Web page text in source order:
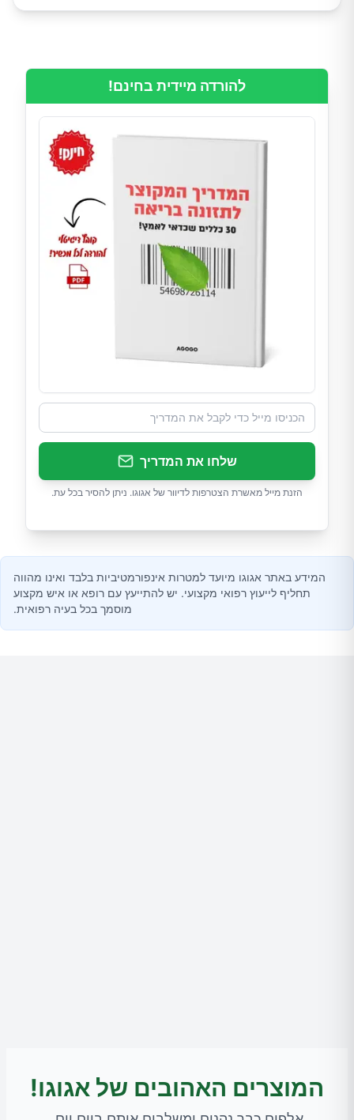
להורדה מיידית בחינם!
שלחו את המדריך
הזנת מייל מאשרת הצטרפות לדיוור של אגוגו. ניתן להסיר בכל עת.
המידע באתר אגוגו מיועד למטרות אינפורמטיביות בלבד ואינו מהווה
תחליף לייעוץ רפואי מקצועי. יש להתייעץ עם רופא או איש מקצוע
מוסמך בכל בעיה רפואית.
המוצרים האהובים של אגוגו!